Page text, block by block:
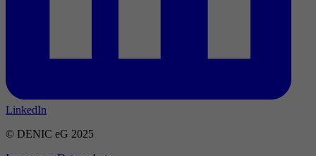
LinkedIn
© DENIC eG 2025